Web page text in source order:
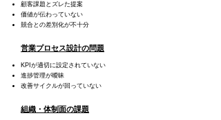
顧客課題とズレた提案
価値が伝わっていない
競合との差別化が不十分
営業プロセス設計の問題
KPIが適切に設定されていない
進捗管理が曖昧
改善サイクルが回っていない
組織・体制面の課題